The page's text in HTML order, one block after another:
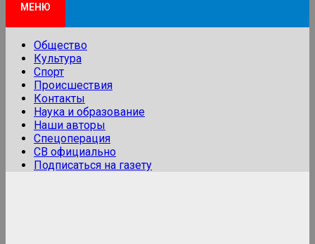
МЕНЮ
Общество
Культура
Спорт
Происшествия
Контакты
Наука и образование
Наши авторы
Спецоперация
СВ официально
Подписаться на газету